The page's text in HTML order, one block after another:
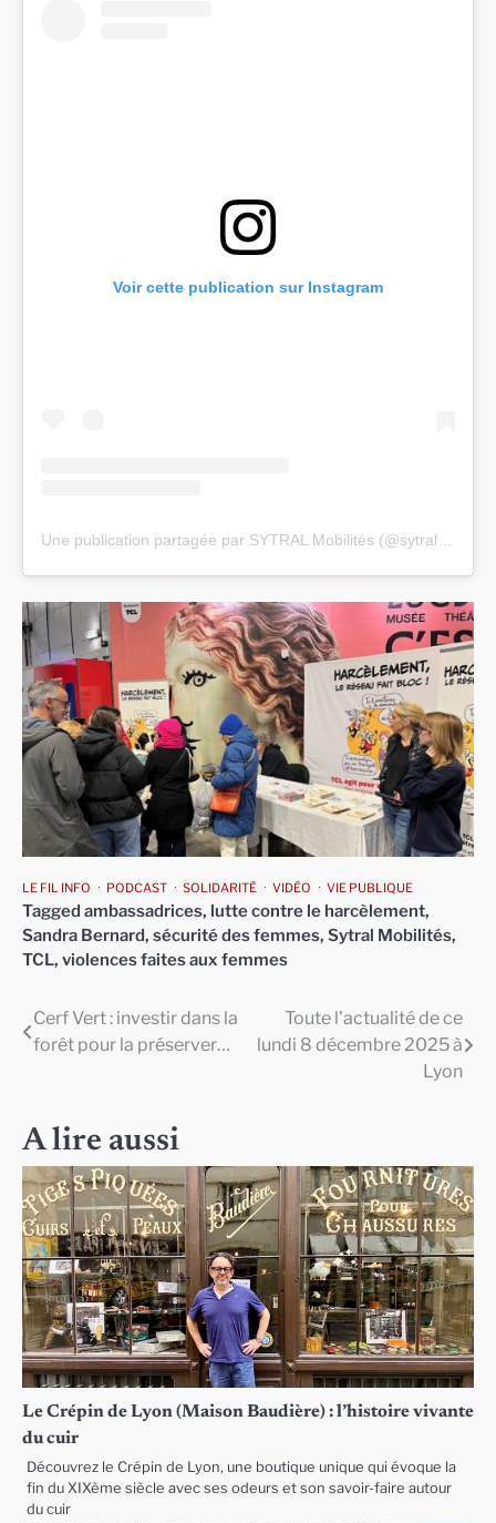
Voir cette publication sur Instagram
Une publication partagée par SYTRAL Mobilités (@sytral_mobilites)
LE FIL INFO PODCAST SOLIDARITÉ VIDÉO VIE PUBLIQUE
Tagged ambassadrices, lutte contre le harcèlement,
Sandra Bernard, sécurité des femmes, Sytral Mobilités,
TCL, violences faites aux femmes
Navigation
Cerf Vert : investir dans la
forêt pour la préserver…
Toute l’actualité de ce
lundi 8 décembre 2025 à
Lyon
A lire aussi
Le Crépin de Lyon (Maison Baudière) : l’histoire vivante
du cuir
Découvrez le Crépin de Lyon, une boutique unique qui évoque la
fin du XIXème siècle avec ses odeurs et son savoir-faire autour
du cuir